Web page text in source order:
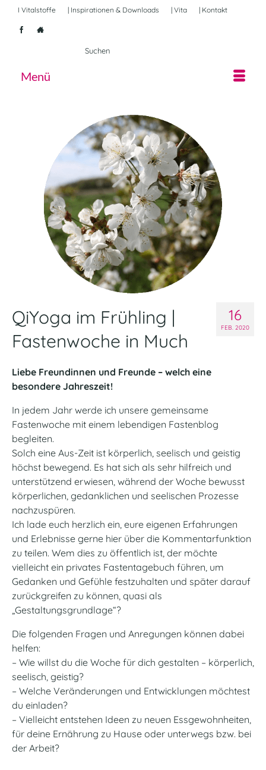
I Vitalstoffe | Inspirationen & Downloads | Vita | Kontakt
Suche
Menü
16
FEB. 2020
QiYoga im Frühling |
Fastenwoche in Much
Liebe Freundinnen und Freunde – welch eine
besondere Jahreszeit!
In jedem Jahr werde ich unsere gemeinsame
Fastenwoche mit einem lebendigen Fastenblog
begleiten.
Solch eine Aus-Zeit ist körperlich, seelisch und geistig
höchst bewegend. Es hat sich als sehr hilfreich und
unterstützend erwiesen, während der Woche bewusst
körperlichen, gedanklichen und seelischen Prozesse
nachzuspüren.
Ich lade euch herzlich ein, eure eigenen Erfahrungen
und Erlebnisse gerne hier über die Kommentarfunktion
zu teilen. Wem dies zu öffentlich ist, der möchte
vielleicht ein privates Fastentagebuch führen, um
Gedanken und Gefühle festzuhalten und später darauf
zurückgreifen zu können, quasi als
„Gestaltungsgrundlage“?
Die folgenden Fragen und Anregungen können dabei
helfen:
– Wie willst du die Woche für dich gestalten – körperlich,
seelisch, geistig?
– Welche Veränderungen und Entwicklungen möchtest
du einladen?
– Vielleicht entstehen Ideen zu neuen Essgewohnheiten,
für deine Ernährung zu Hause oder unterwegs bzw. bei
der Arbeit?